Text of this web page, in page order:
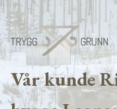
Vår kunde